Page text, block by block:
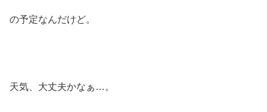
の予定なんだけど。
天気、大丈夫かなぁ…。